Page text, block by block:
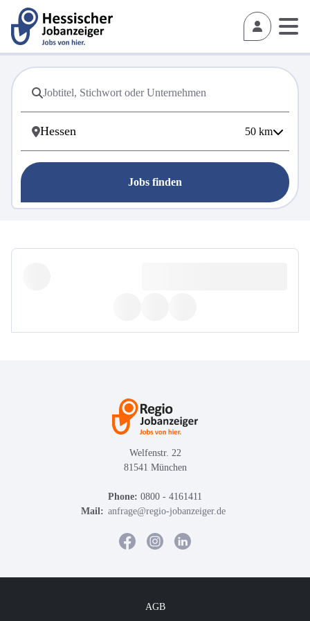
50 km
Jobs finden
Welfenstr. 22
81541 München
Phone: 0800 - 4161411
Mail: anfrage@regio-jobanzeiger.de
AGB